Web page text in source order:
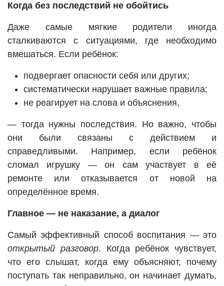
Когда без последствий не обойтись
Даже самые мягкие родители иногда
сталкиваются с ситуациями, где необходимо
вмешаться. Если ребёнок:
подвергает опасности себя или других;
систематически нарушает важные правила;
не реагирует на слова и объяснения,
— тогда нужны последствия. Но важно, чтобы
они были связаны с действием и
справедливыми. Например, если ребёнок
сломал игрушку — он сам участвует в её
ремонте или отказывается от новой на
определённое время.
Главное — не наказание, а диалог
Самый эффективный способ воспитания — это
открытый разговор. Когда ребёнок чувствует,
что его слышат, когда ему объясняют, почему
поступать так неправильно, он начинает думать,